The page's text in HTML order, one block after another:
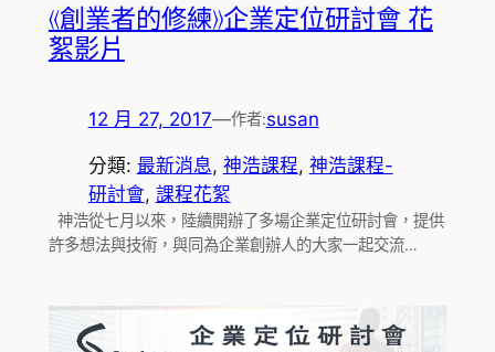
《創業者的修練》企業定位研討會 花
絮影片
12 月 27, 2017—作者:susan
分類: 最新消息, 神浩課程, 神浩課程-
研討會, 課程花絮
神浩從七月以來，陸續開辦了多場企業定位研討會，提供
許多想法與技術，與同為企業創辦人的大家一起交流…